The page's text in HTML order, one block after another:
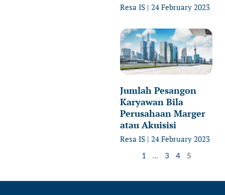
Resa IS 24 February 2023
Jumlah Pesangon
Karyawan Bila
Perusahaan Marger
atau Akuisisi
Resa IS 24 February 2023
1 … 3 4 5